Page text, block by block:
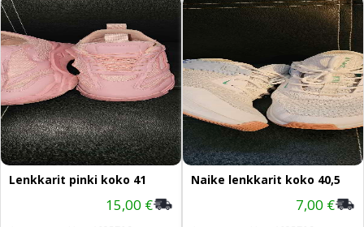
Lenkkarit pinki koko 41
15,00 €
Naike lenkkarit koko 40,5
7,00 €